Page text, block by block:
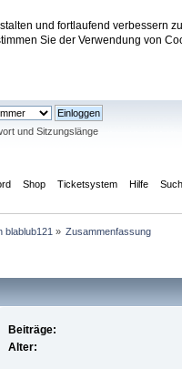
und fortlaufend verbessern
Sie der Verwendung von
und Sitzungslänge
Shop Ticketsystem Hilfe
blablub121 » Zusammenfassung
Beiträge:
Alter: